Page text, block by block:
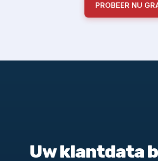
PROBEER NU
Uw klantdata